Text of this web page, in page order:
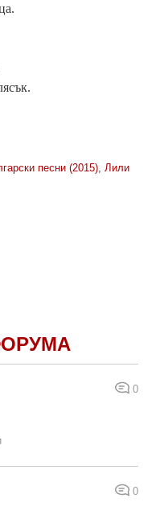
песни (2015),Лили
0
0